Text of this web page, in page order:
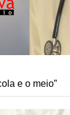
e o meio”